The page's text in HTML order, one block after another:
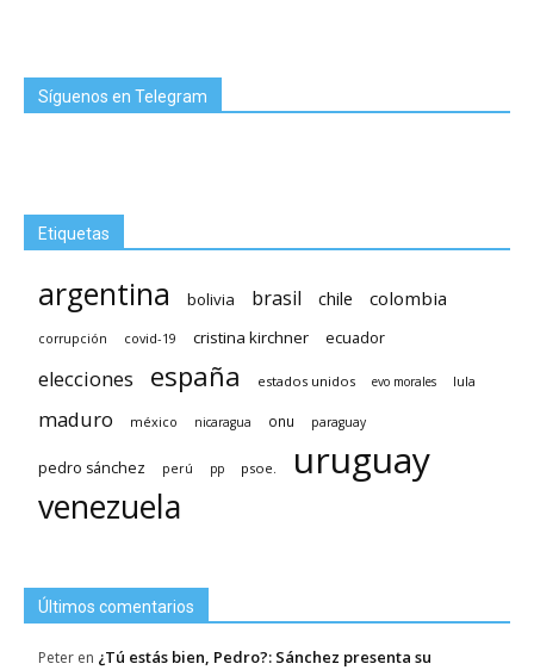
Síguenos en Telegram
Etiquetas
argentina bolivia brasil chile colombia
corrupción covid-19 cristina kirchner ecuador
elecciones españa estados unidos evo morales lula
maduro méxico nicaragua onu paraguay
pedro sánchez perú pp psoe. uruguay
venezuela
Últimos comentarios
Peter en ¿Tú estás bien, Pedro?: Sánchez presenta su